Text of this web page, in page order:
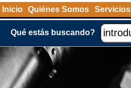
Inicio Quiénes Somos Servicios
Qué estás buscando?